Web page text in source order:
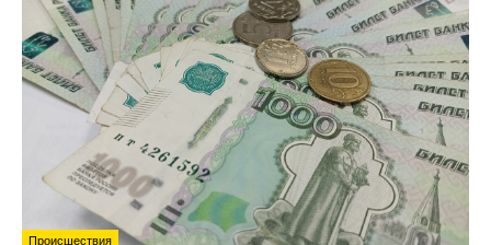
Происшествия